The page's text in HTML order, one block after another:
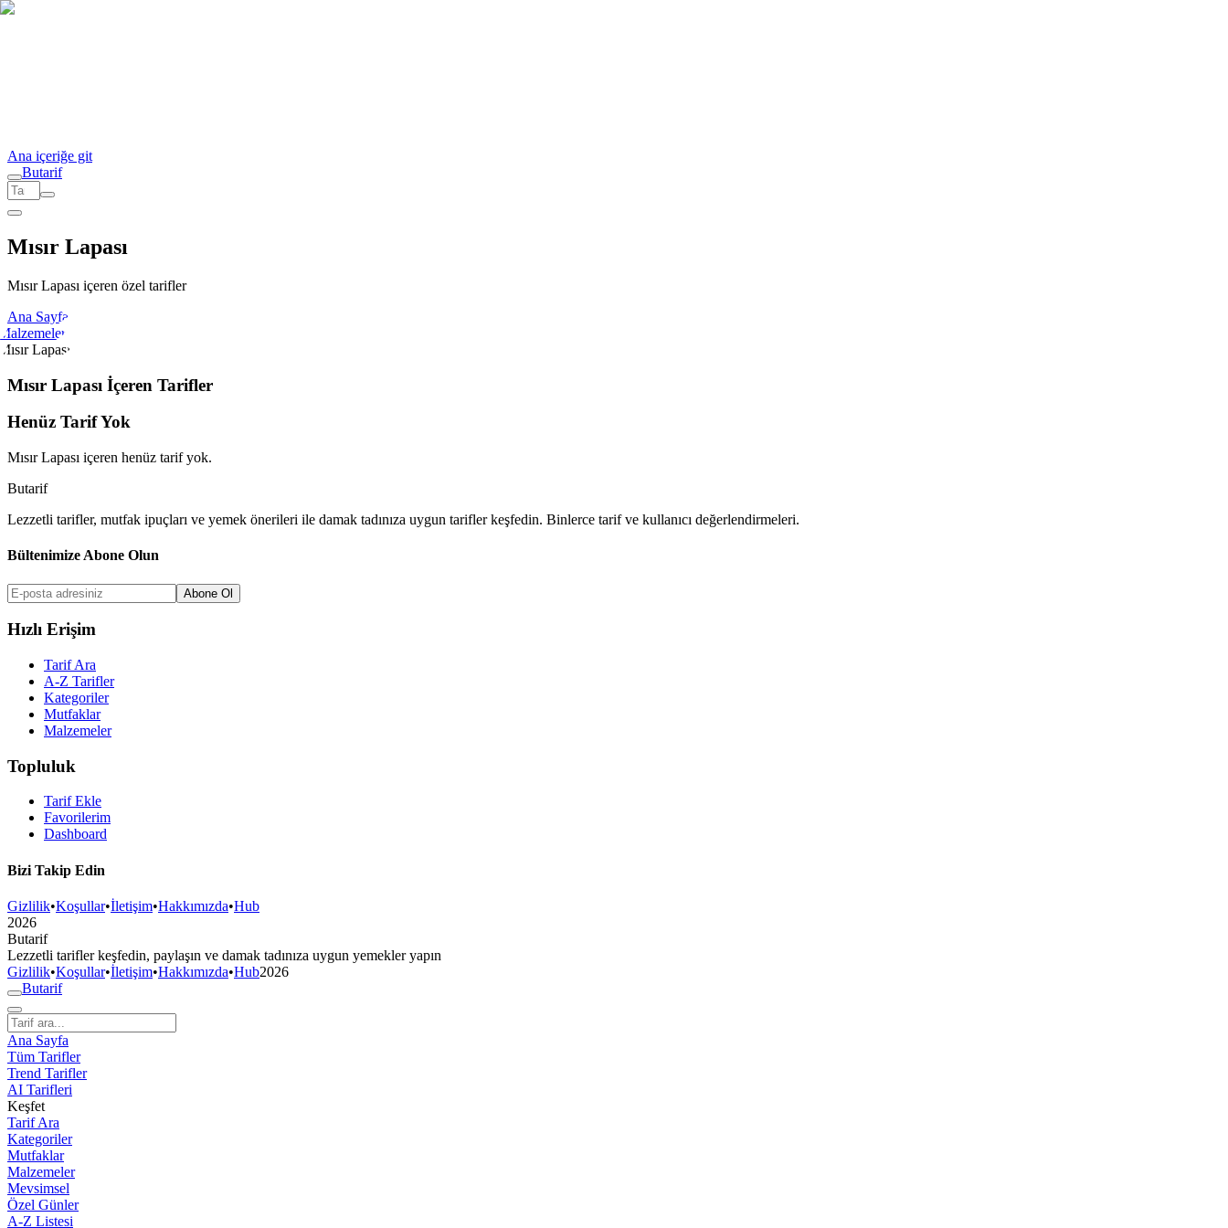
Ana içeriğe git
Butarif
Mısır Lapası
Mısır Lapası içeren özel tarifler
Ana Sayfa
Lapası
Mısır Lapası İçeren Tarifler
Henüz Tarif Yok
Mısır Lapası içeren henüz tarif yok.
Butarif
Lezzetli tarifler, mutfak ipuçları ve yemek önerileri ile damak tadınıza uygun tarifler keşfedin. Binlerce tarif ve kullanıcı değerlendirmeleri.
Bültenimize Abone Olun
Abone Ol
Hızlı Erişim
Tarif Ara
A-Z Tarifler
Kategoriler
Mutfaklar
Malzemeler
Topluluk
Tarif Ekle
Favorilerim
Dashboard
Bizi Takip Edin
Gizlilik•Koşullar•İletişim•Hakkımızda•Hub
2026
Butarif
Lezzetli tarifler keşfedin, paylaşın ve damak tadınıza uygun yemekler yapın
Gizlilik•Koşullar•İletişim•Hakkımızda•Hub2026
Butarif
Ana Sayfa
Tüm Tarifler
Trend Tarifler
AI Tarifleri
Keşfet
Tarif Ara
Kategoriler
Mutfaklar
Malzemeler
Mevsimsel
Özel Günler
A-Z Listesi